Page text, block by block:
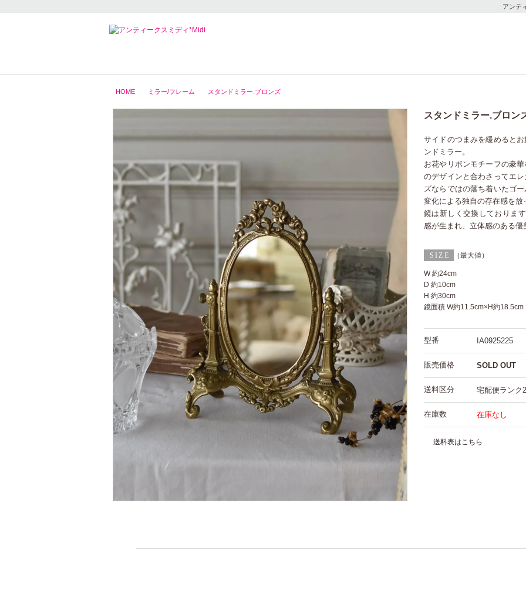
アンテ
HOME ミラー/フレーム スタンドミラー.ブロンズ
スタンドミラー.ブロン
サイドのつまみを緩めると
ンドミラー。
お花やリボンモチーフの豪
のデザインと合わさってエ
ズならではの落ち着いたゴ
変化による独自の存在感を放
鏡は新しく交換しておりま
感が生まれ、立体感のある優
W 約24cm
D 約10cm
H 約30cm
鏡面積 W約11.5cm×H約18.5cm
（最大値）
型番 IA0925225
販売価格 SOLD OUT
送料区分 宅配便ランク2
在庫数 在庫なし
送料表はこちら